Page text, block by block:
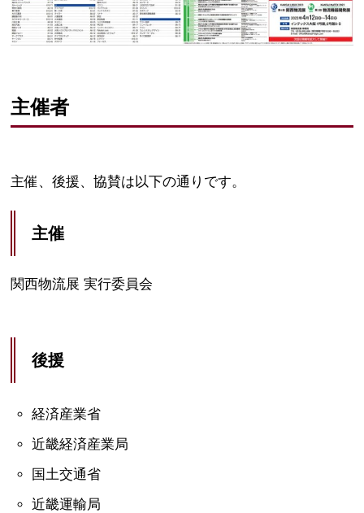
主催者
主催、後援、協賛は以下の通りです。
主催
関西物流展 実行委員会
後援
経済産業省
近畿経済産業局
国土交通省
近畿運輸局